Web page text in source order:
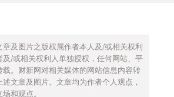
章及图片之版权属作者本人及/或相关权利
及/或相关权利人单独授权，任何网站、平
载。财新网对相关媒体的网站信息内容转
文章及图片。文章均为作者个人观点，
和观点。